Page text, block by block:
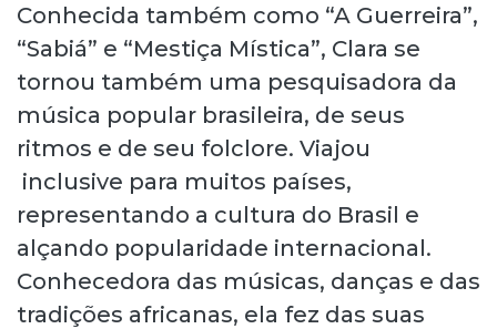
Conhecida também como “A Guerreira”,
“Sabiá” e “Mestiça Mística”, Clara se
tornou também uma pesquisadora da
música popular brasileira, de seus
ritmos e de seu folclore. Viajou
inclusive para muitos países,
representando a cultura do Brasil e
alçando popularidade internacional.
Conhecedora das músicas, danças e das
tradições africanas, ela fez das suas